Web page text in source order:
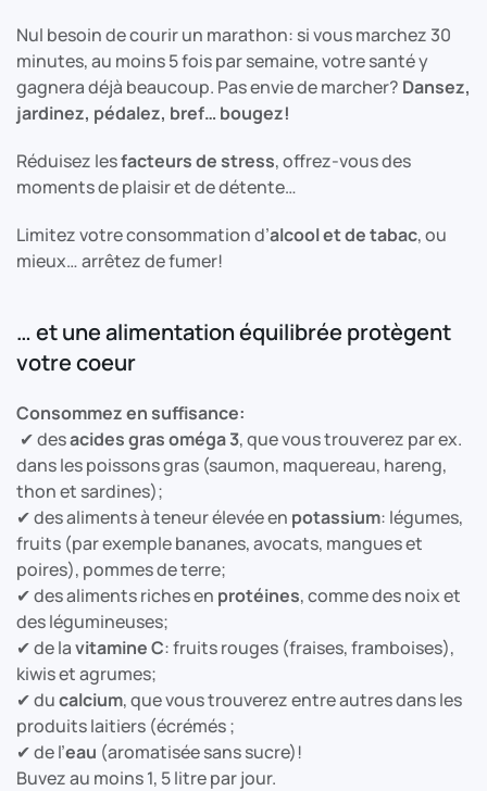
Nul besoin de courir un marathon: si vous marchez 30
minutes, au moins 5 fois par semaine, votre santé y
gagnera déjà beaucoup. Pas envie de marcher? Dansez,
jardinez, pédalez, bref… bougez!
Réduisez lesfacteurs de stress, offrez-vous des
moments de plaisir et de détente…
Limitez votre consommation d’alcool et de tabac, ou
mieux… arrêtez de fumer!
… et une alimentation équilibrée protègent
votre coeur
Consommez en suffisance:
✔ desacides gras oméga 3, que vous trouverez par ex.
dans les poissons gras (saumon, maquereau, hareng,
thon et sardines);
✔ des aliments à teneur élevée en potassium: légumes,
fruits (par exemple bananes, avocats, mangues et
poires), pommes de terre;
✔ des aliments riches en protéines, comme des noix et
des légumineuses;
✔ de lavitamine C: fruits rouges (fraises, framboises),
kiwis et agrumes;
✔ ducalcium, que vous trouverez entre autres dans les
produits laitiers (écrémés ;
✔ de l’eau (aromatisée sans sucre)!
Buvez au moins 1, 5 litre par jour.​